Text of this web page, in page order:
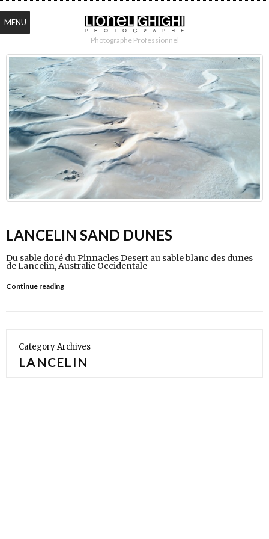
Photographe Professionnel
LANCELIN SAND DUNES
Du sable doré du Pinnacles Desert au sable blanc des dunes
de Lancelin, Australie Occidentale
Continue reading
Category Archives
LANCELIN
MENU